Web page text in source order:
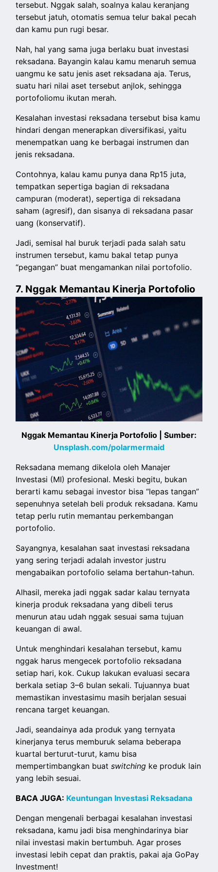
tersebut. Nggak salah, soalnya kalau keranjang
tersebut jatuh, otomatis semua telur bakal pecah
dan kamu pun rugi besar.
Nah, hal yang sama juga berlaku buat investasi
reksadana. Bayangin kalau kamu menaruh semua
uangmu ke satu jenis aset reksadana aja. Terus,
suatu hari nilai aset tersebut anjlok, sehingga
portofoliomu ikutan merah.
Kesalahan investasi reksadana tersebut bisa kamu
hindari dengan menerapkan diversifikasi, yaitu
menempatkan uang ke berbagai instrumen dan
jenis reksadana.
Contohnya, kalau kamu punya dana Rp15 juta,
tempatkan sepertiga bagian di reksadana
campuran (moderat), sepertiga di reksadana
saham (agresif), dan sisanya di reksadana pasar
uang (konservatif).
Jadi, semisal hal buruk terjadi pada salah satu
instrumen tersebut, kamu bakal tetap punya
“pegangan” buat mengamankan nilai portofolio.
7. Nggak Memantau Kinerja Portofolio
Nggak Memantau Kinerja Portofolio | Sumber:
Unsplash.com/polarmermaid
Reksadana memang dikelola oleh Manajer
Investasi (MI) profesional. Meski begitu, bukan
berarti kamu sebagai investor bisa “lepas tangan”
sepenuhnya setelah beli produk reksadana. Kamu
tetap perlu rutin memantau perkembangan
portofolio.
Sayangnya, kesalahan saat investasi reksadana
yang sering terjadi adalah investor justru
mengabaikan portofolio selama bertahun-tahun.
Alhasil, mereka jadi nggak sadar kalau ternyata
kinerja produk reksadana yang dibeli terus
menurun atau udah nggak sesuai sama tujuan
keuangan di awal.
Untuk menghindari kesalahan tersebut, kamu
nggak harus mengecek portofolio reksadana
setiap hari, kok. Cukup lakukan evaluasi secara
berkala setiap 3–6 bulan sekali. Tujuannya buat
memastikan investasimu masih berjalan sesuai
rencana target keuangan.
Jadi, seandainya ada produk yang ternyata
kinerjanya terus memburuk selama beberapa
kuartal berturut-turut, kamu bisa
mempertimbangkan buatswitching ke produk lain
yang lebih sesuai.
BACA JUGA: Keuntungan Investasi Reksadana
Dengan mengenali berbagai kesalahan investasi
reksadana, kamu jadi bisa menghindarinya biar
nilai investasi makin bertumbuh. Agar proses
investasi lebih cepat dan praktis, pakai aja GoPay
Investment!